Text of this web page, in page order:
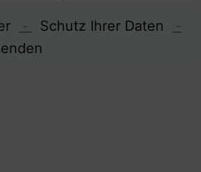
- Schutz Ihrer Daten
-